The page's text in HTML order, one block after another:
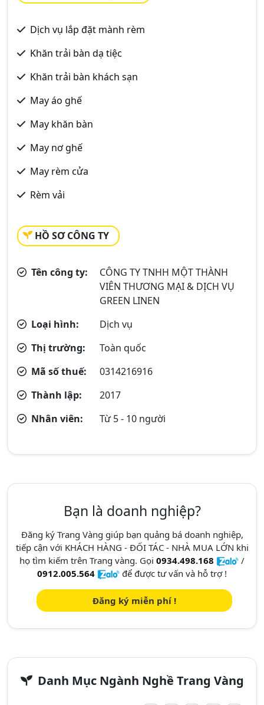
Dịch vụ lắp đặt mành rèm
Khăn trải bàn dạ tiệc
Khăn trải bàn khách sạn
May áo ghế
May khăn bàn
May nơ ghế
May rèm cửa
Rèm vải
HỒ SƠ CÔNG TY
Tên công ty:
CÔNG TY TNHH MỘT THÀNH
VIÊN THƯƠNG MẠI & DỊCH VỤ
GREEN LINEN
Loại hình:
Dịch vụ
Thị trường:
Toàn quốc
Mã số thuế:
0314216916
Thành lập:
2017
Nhân viên:
Từ 5 - 10 người
Bạn là doanh nghiệp?
Đăng ký Trang Vàng giúp bạn quảng bá doanh nghiệp,
tiếp cận với KHÁCH HÀNG - ĐỐI TÁC - NHÀ MUA LỚN khi
họ tìm kiếm trên Trang vàng. Gọi 0934.498.168
/
0912.005.564
để được tư vấn và hỗ trợ !
Đăng ký miễn phí !
Danh Mục Ngành Nghề Trang Vàng